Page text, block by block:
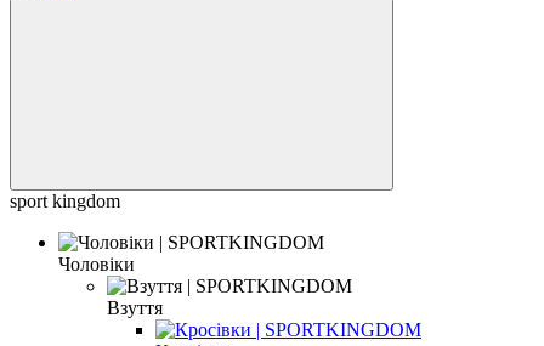
sport kingdom
Чоловіки
Взуття